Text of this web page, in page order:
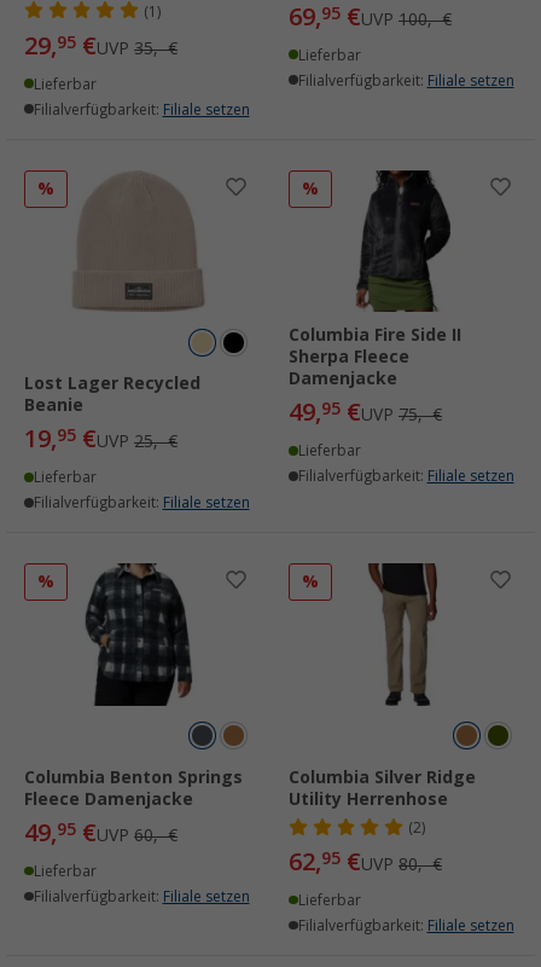
(1)
29,95 €UVP 35,- €
Lieferbar
Filialverfügbarkeit: Filiale setzen
69,95 €UVP 100,- €
Lieferbar
Filialverfügbarkeit: Filiale setzen
%
Lost Lager Recycled
Beanie
19,95 €UVP 25,- €
Lieferbar
Filialverfügbarkeit: Filiale setzen
%
Columbia Fire Side II
Sherpa Fleece
Damenjacke
49,95 €UVP 75,- €
Lieferbar
Filialverfügbarkeit: Filiale setzen
%
Columbia Benton Springs
Fleece Damenjacke
49,95 €UVP 60,- €
Lieferbar
Filialverfügbarkeit: Filiale setzen
%
Columbia Silver Ridge
Utility Herrenhose
(2)
62,95 €UVP 80,- €
Lieferbar
Filialverfügbarkeit: Filiale setzen